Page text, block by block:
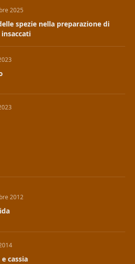
2025
spezie nella preparazione di
2012
cassia